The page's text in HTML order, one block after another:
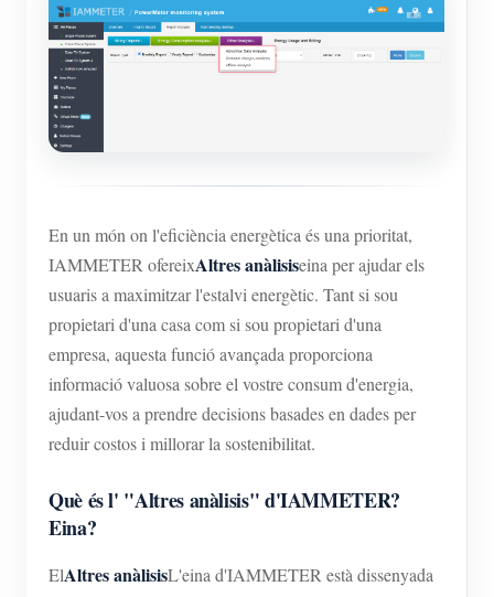
Simulador IAMMETER
Mesurador virtual
Monitor d'energia del sistema solar fotovoltaic
Monitor de consum d'electricitat
Sistema de control de calefacció fotovoltaica
Monitorització energètica de fàbrica
Botiga
Recursos
Inici ràpid del producte
Document
Vídeo tutorial
Notícies
Comunitat
Desenvolupador
Explora
Programa de recompenses
Contacte
Sobre nosaltres
En un món on l'eficiència energètica és una prioritat,
IAMMETER ofereixAltres anàlisiseina per ajudar els
usuaris a maximitzar l'estalvi energètic. Tant si sou
propietari d'una casa com si sou propietari d'una
empresa, aquesta funció avançada proporciona
informació valuosa sobre el vostre consum d'energia,
ajudant-vos a prendre decisions basades en dades per
reduir costos i millorar la sostenibilitat.
Què és l' "Altres anàlisis" d'IAMMETER?
Eina?
ElAltres anàlisisL'eina d'IAMMETER està dissenyada